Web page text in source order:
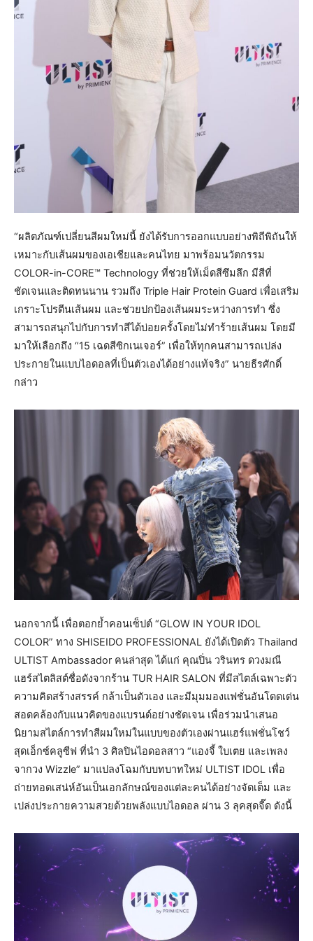
“ผลิตภัณฑ์เปลี่ยนสีผมใหม่นี้ ยังได้รับการออกแบบอย่างพิถีพิถันให้
เหมาะกับเส้นผมของเอเชียและคนไทย มาพร้อมนวัตกรรม
COLOR-in-CORE™ Technology ที่ช่วยให้เม็ดสีซึมลึก มีสีที่
ชัดเจนและติดทนนาน รวมถึง Triple Hair Protein Guard เพื่อเสริม
เกราะโปรตีนเส้นผม และช่วยปกป้องเส้นผมระหว่างการทำ ซึ่ง
สามารถสนุกไปกับการทำสีได้บ่อยครั้งโดยไม่ทำร้ายเส้นผม โดยมี
มาให้เลือกถึง “15 เฉดสีซิกเนเจอร์” เพื่อให้ทุกคนสามารถเปล่ง
ประกายในแบบไอดอลที่เป็นตัวเองได้อย่างแท้จริง” นายธีรศักดิ์
กล่าว
นอกจากนี้ เพื่อตอกย้ำคอนเซ็ปต์ “GLOW IN YOUR IDOL
COLOR” ทาง SHISEIDO PROFESSIONAL ยังได้เปิดตัว Thailand
ULTIST Ambassador คนล่าสุด ได้แก่ คุณปิ่น วรินทร ดวงมณี
แฮร์สไตลิสต์ชื่อดังจากร้าน TUR HAIR SALON ที่มีสไตล์เฉพาะตัว
ความคิดสร้างสรรค์ กล้าเป็นตัวเอง และมีมุมมองแฟชั่นอันโดดเด่น
สอดคล้องกับแนวคิดของแบรนด์อย่างชัดเจน เพื่อร่วมนำเสนอ
นิยามสไตล์การทำสีผมใหม่ในแบบของตัวเองผ่านแฮร์แฟชั่นโชว์
สุดเอ็กซ์คลูซีฟ ที่นำ 3 ศิลปินไอดอลสาว “แองจี้ ใบเตย และเพลง
จากวง Wizzle” มาแปลงโฉมกับบทบาทใหม่ ULTIST IDOL เพื่อ
ถ่ายทอดเสน่ห์อันเป็นเอกลักษณ์ของแต่ละคนได้อย่างจัดเต็ม และ
เปล่งประกายความสวยด้วยพลังแบบไอดอล ผ่าน 3 ลุคสุดจี๊ด ดังนี้